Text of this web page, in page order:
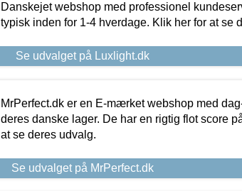
Danskejet webshop med professionel
typisk inden for 1-4 hverdage. Klik her for at se
Se udvalget på Luxlight.dk
MrPerfect.dk er en E-mærket webshop med
deres danske lager. De har en rigtig flot score
at se deres udvalg.
Se udvalget på MrPerfect.dk